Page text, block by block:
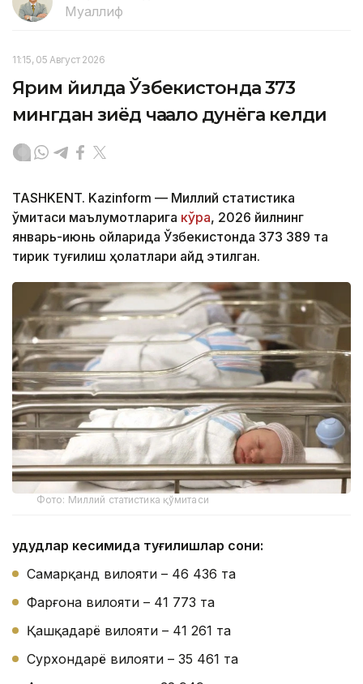
Муаллиф
11:15, 05 Август 2026
Ярим йилда Ўзбекистонда 373
мингдан зиёд чақалоқ дунёга келди
TASHKENT. Kazinform — Миллий статистика
қўмитаси маълумотларига кўра, 2026 йилнинг
январь-июнь ойларида Ўзбекистонда 373 389 та
тирик туғилиш ҳолатлари қайд этилган.
Фото: Миллий статистика қўмитаси
Ҳудудлар кесимида туғилишлар сони:
Самарқанд вилояти – 46 436 та
Фарғона вилояти – 41 773 та
Қашқадарё вилояти – 41 261 та
Сурхондарё вилояти – 35 461 та